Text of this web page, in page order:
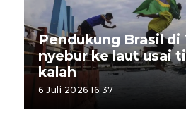
Pendukung Brasil di
nyebur ke laut usai
kalah
6 Juli 2026 16:37